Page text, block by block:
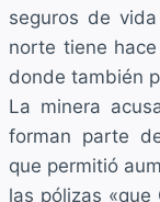
seguros de
norte tiene
donde también
La minera
forman parte
que permitió
las pólizas